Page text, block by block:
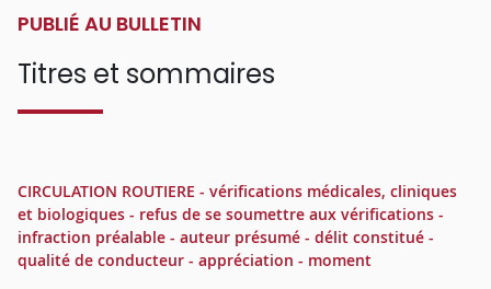
PUBLIÉ AU BULLETIN
Titres et sommaires
CIRCULATION ROUTIERE - vérifications médicales, cliniques
et biologiques - refus de se soumettre aux vérifications -
infraction préalable - auteur présumé - délit constitué -
qualité de conducteur - appréciation - moment